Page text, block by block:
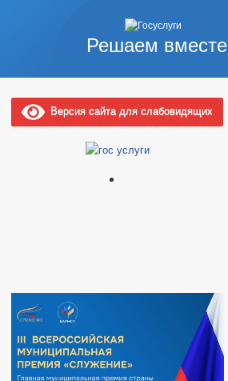
Решаем вместе
Версия сайта для слабовидящих